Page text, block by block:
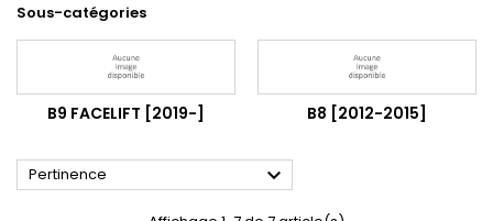
Sous-catégories
B9 FACELIFT [2019-] B8 [2012-2015]
Pertinence 